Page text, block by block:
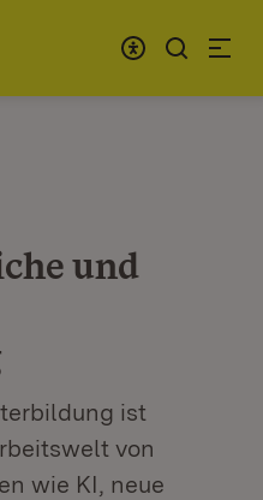
und
ist
von
wie KI, neue